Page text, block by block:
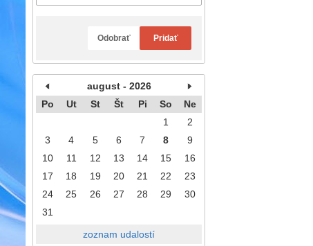
Odobrať Pridať
august - 2026
Po
Ut St Št Pi So
Ne
1
2
3
4 5 6 7 8
9
10
11 12 13 14 15
16
17
18 19 20 21 22
23
24
25 26 27 28 29
30
31
zoznam udalostí